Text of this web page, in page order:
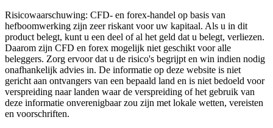
Risicowaarschuwing: CFD- en forex-handel op basis van
hefboomwerking zijn zeer riskant voor uw kapitaal. Als u in dit
product belegt, kunt u een deel of al het geld dat u belegt, verliezen.
Daarom zijn CFD en forex mogelijk niet geschikt voor alle
beleggers. Zorg ervoor dat u de risico's begrijpt en win indien nodig
onafhankelijk advies in. De informatie op deze website is niet
gericht aan ontvangers van een bepaald land en is niet bedoeld voor
verspreiding naar landen waar de verspreiding of het gebruik van
deze informatie onverenigbaar zou zijn met lokale wetten, vereisten
en voorschriften.